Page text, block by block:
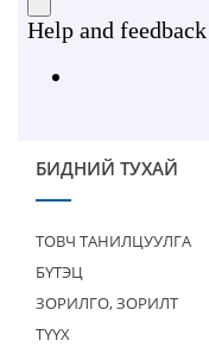
БИДНИЙ ТУХАЙ
ТОВЧ ТАНИЛЦУУЛГА
БҮТЭЦ
ЗОРИЛГО, ЗОРИЛТ
ТҮҮХ